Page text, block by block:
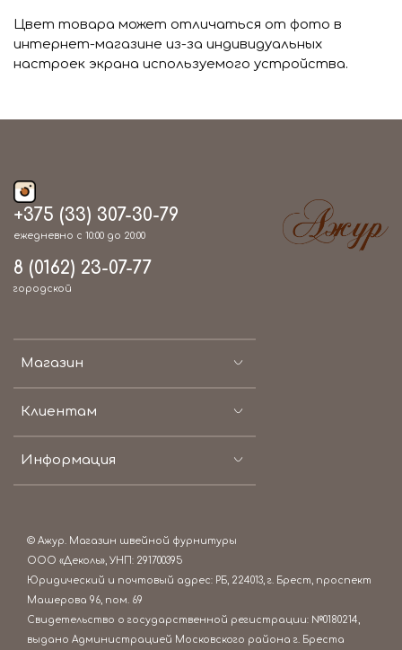
Цвет товара может отличаться от фото в
интернет-магазине из-за индивидуальных
настроек экрана используемого устройства.
Магазин
Клиентам
Информация
+375 (33) 307-30-79
ежедневно с 10:00 до 20:00
8 (0162) 23-07-77
городской
© Ажур. Магазин швейной фурнитуры
ООО «Деколь», УНП: 291700395
Юридический и почтовый адрес: РБ, 224013, г. Брест, проспект
Машерова 96, пом. 69
Свидетельство о государственной регистрации: №0180214,
выдано Администрацией Московского района г. Бреста